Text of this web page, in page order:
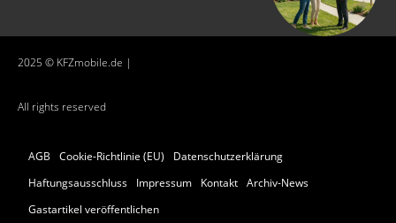
2025 © KFZmobile.de |
All rights reserved
AGB Cookie-Richtlinie (EU)
Datenschutzerklärung
Haftungsausschluss
Impressum Kontakt Archiv-News
Gastartikel veröffentlichen